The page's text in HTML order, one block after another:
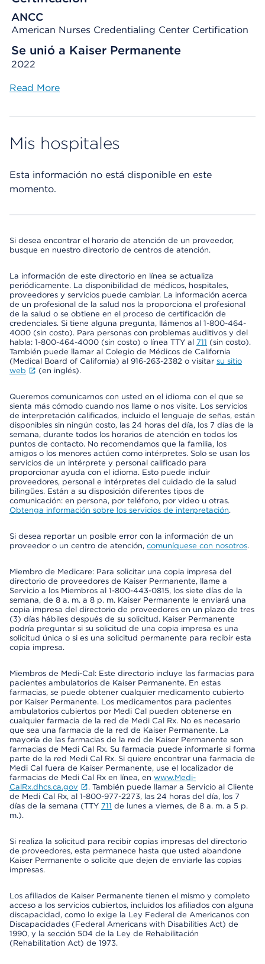
ANCC
American Nurses Credentialing Center Certification
Se unió a Kaiser Permanente
2022
Read More
Mis hospitales
Esta información no está disponible en este
momento.
Si desea encontrar el horario de atención de un proveedor,
busque en nuestro directorio de centros de atención.
La información de este directorio en línea se actualiza
periódicamente. La disponibilidad de médicos, hospitales,
proveedores y servicios puede cambiar. La información acerca
de un profesional de la salud nos la proporciona el profesional
de la salud o se obtiene en el proceso de certificación de
credenciales. Si tiene alguna pregunta, llámenos al 1-800-464-
4000 (sin costo). Para personas con problemas auditivos y del
habla: 1-800-464-4000 (sin costo) o línea TTY al 711 (sin costo).
También puede llamar al Colegio de Médicos de California
(Medical Board of California) al 916-263-2382 o visitar su sitio
web
(en inglés).
Queremos comunicarnos con usted en el idioma con el que se
sienta más cómodo cuando nos llame o nos visite. Los servicios
de interpretación calificados, incluido el lenguaje de señas, están
disponibles sin ningún costo, las 24 horas del día, los 7 días de la
semana, durante todos los horarios de atención en todos los
puntos de contacto. No recomendamos que la familia, los
amigos o los menores actúen como intérpretes. Solo se usan los
servicios de un intérprete y personal calificado para
proporcionar ayuda con el idioma. Esto puede incluir
proveedores, personal e intérpretes del cuidado de la salud
bilingües. Están a su disposición diferentes tipos de
comunicación: en persona, por teléfono, por video u otras.
Obtenga información sobre los servicios de interpretación.
Si desea reportar un posible error con la información de un
proveedor o un centro de atención, comuníquese con nosotros.
Miembro de Medicare: Para solicitar una copia impresa del
directorio de proveedores de Kaiser Permanente, llame a
Servicio a los Miembros al 1-800-443-0815, los siete días de la
semana, de 8 a. m. a 8 p. m. Kaiser Permanente le enviará una
copia impresa del directorio de proveedores en un plazo de tres
(3) días hábiles después de su solicitud. Kaiser Permanente
podría preguntar si su solicitud de una copia impresa es una
solicitud única o si es una solicitud permanente para recibir esta
copia impresa.
Miembros de Medi-Cal: Este directorio incluye las farmacias para
pacientes ambulatorios de Kaiser Permanente. En estas
farmacias, se puede obtener cualquier medicamento cubierto
por Kaiser Permanente. Los medicamentos para pacientes
ambulatorios cubiertos por Medi Cal pueden obtenerse en
cualquier farmacia de la red de Medi Cal Rx. No es necesario
que sea una farmacia de la red de Kaiser Permanente. La
mayoría de las farmacias de la red de Kaiser Permanente son
farmacias de Medi Cal Rx. Su farmacia puede informarle si forma
parte de la red Medi Cal Rx. Si quiere encontrar una farmacia de
Medi Cal fuera de Kaiser Permanente, use el localizador de
farmacias de Medi Cal Rx en línea, en www.Medi-
CalRx.dhcs.ca.gov
. También puede llamar a Servicio al Cliente
de Medi Cal Rx, al 1-800-977-2273, las 24 horas del día, los 7
días de la semana (TTY 711 de lunes a viernes, de 8 a. m. a 5 p.
m.).
Si realiza la solicitud para recibir copias impresas del directorio
de proveedores, esta permanece hasta que usted abandone
Kaiser Permanente o solicite que dejen de enviarle las copias
impresas.
Los afiliados de Kaiser Permanente tienen el mismo y completo
acceso a los servicios cubiertos, incluidos los afiliados con alguna
discapacidad, como lo exige la Ley Federal de Americanos con
Discapacidades (Federal Americans with Disabilities Act) de
1990, y la sección 504 de la Ley de Rehabilitación
(Rehabilitation Act) de 1973.